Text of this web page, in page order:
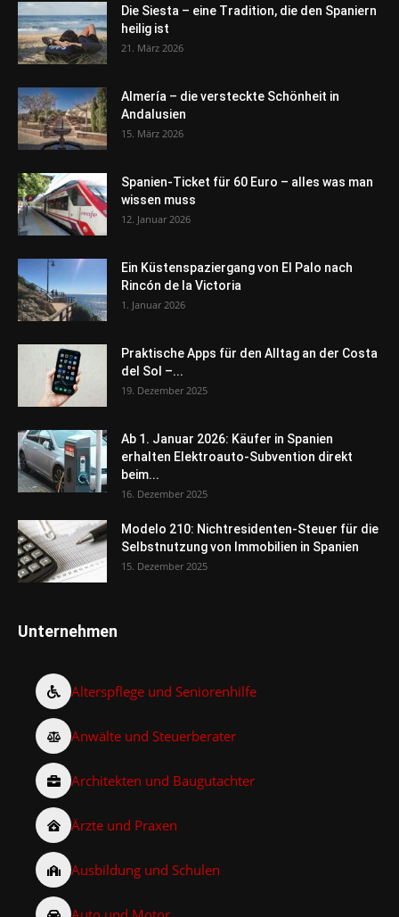
Die Siesta – eine Tradition, die den Spaniern
heilig ist
21. März 2026
Almería – die versteckte Schönheit in
Andalusien
15. März 2026
Spanien-Ticket für 60 Euro – alles was man
wissen muss
12. Januar 2026
Ein Küstenspaziergang von El Palo nach
Rincón de la Victoria
1. Januar 2026
Praktische Apps für den Alltag an der Costa
del Sol –...
19. Dezember 2025
Ab 1. Januar 2026: Käufer in Spanien
erhalten Elektroauto-Subvention direkt
beim...
16. Dezember 2025
Modelo 210: Nichtresidenten-Steuer für die
Selbstnutzung von Immobilien in Spanien
15. Dezember 2025
Unternehmen
Alterspflege und Seniorenhilfe
Anwälte und Steuerberater
Architekten und Baugutachter
Ärzte und Praxen
Ausbildung und Schulen